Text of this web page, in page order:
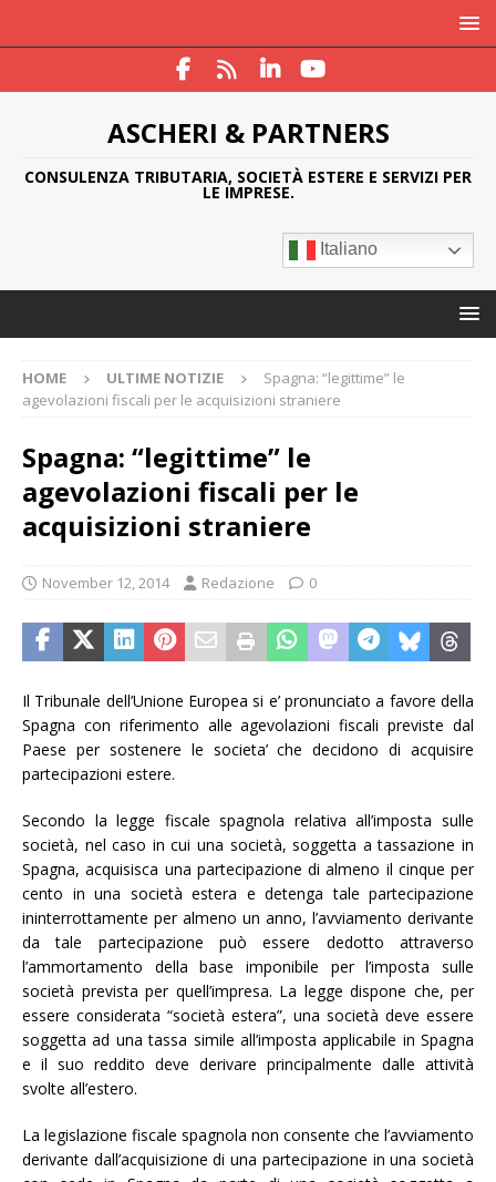
ASCHERI & PARTNERS
CONSULENZA TRIBUTARIA, SOCIETÀ ESTERE E SERVIZI PER
LE IMPRESE.
Italiano
HOME ULTIME NOTIZIE
Spagna: “legittime” le
agevolazioni fiscali per le acquisizioni straniere
Spagna: “legittime” le
agevolazioni fiscali per le
acquisizioni straniere
November 12, 2014 Redazione 0
Il Tribunale dell’Unione Europea si e’ pronunciato a favore della
Spagna con riferimento alle agevolazioni fiscali previste dal
Paese per sostenere le societa’ che decidono di acquisire
partecipazioni estere.
Secondo la legge fiscale spagnola relativa all’imposta sulle
società, nel caso in cui una società, soggetta a tassazione in
Spagna, acquisisca una partecipazione di almeno il cinque per
cento in una società estera e detenga tale partecipazione
ininterrottamente per almeno un anno, l’avviamento derivante
da tale partecipazione può essere dedotto attraverso
l’ammortamento della base imponibile per l’imposta sulle
società prevista per quell’impresa. La legge dispone che, per
essere considerata “società estera”, una società deve essere
soggetta ad una tassa simile all’imposta applicabile in Spagna
e il suo reddito deve derivare principalmente dalle attività
svolte all’estero.
La legislazione fiscale spagnola non consente che l’avviamento
derivante dall’acquisizione di una partecipazione in una società